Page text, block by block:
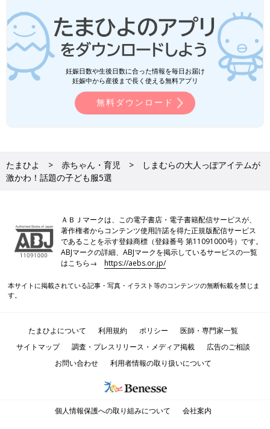
妊娠日数や生後日数に合った情報を毎日お届け
妊娠中から産後まで長く使える無料アプリ
無料ダウンロード
たまひよ 赤ちゃん・育児
しまむらの大人っぽアイテムが
激かわ！話題の子ども服5選
ＡＢＪマークは、この電子書店・電子書籍配信サービスが、
著作権者からコンテンツ使用許諾を得た正規版配信サービス
であることを示す登録商標（登録番号 第11091000号）です。
ABJマークの詳細、ABJマークを掲示しているサービスの一覧
はこちら→https://aebs.or.jp/
本サイトに掲載されている記事・写真・イラスト等のコンテンツの無断転載を禁じま
す。
たまひよについて 利用規約 ポリシー
医師・専門家一覧
サイトマップ
調査・プレスリリース・メディア掲載
広告のご相談
お問い合わせ
利用者情報の取り扱いについて
個人情報保護への取り組みについて 会社案内